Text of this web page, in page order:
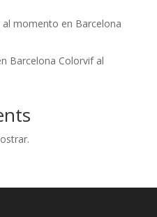
momento en Barcelona
Barcelona Colorvif al